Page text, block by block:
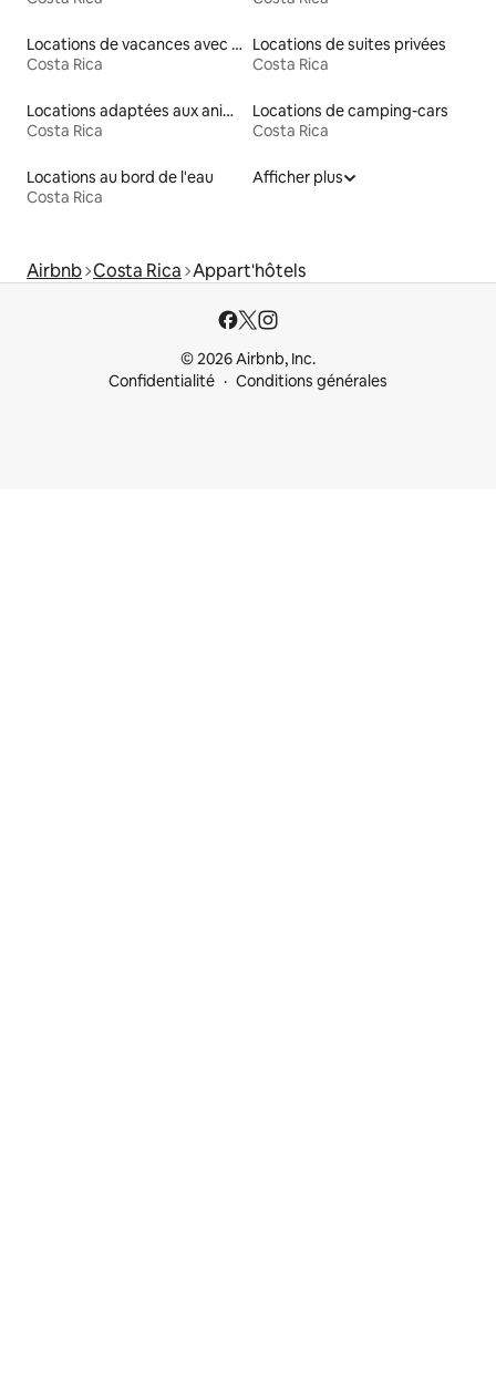
Locations de vacances avec piscine
Costa Rica
Locations de suites privées
Costa Rica
Locations adaptées aux animaux
Costa Rica
Locations de camping-cars
Costa Rica
Locations au bord de l'eau
Costa Rica
Afficher plus
Airbnb Costa Rica Appart'hôtels
© 2026 Airbnb, Inc.
Confidentialité
Conditions générales